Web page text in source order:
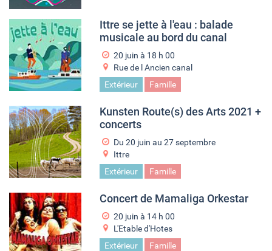
Ittre se jette à l'eau : balade
musicale au bord du canal
20 juin à 18 h 00
Rue de l Ancien canal
Extérieur
Famille
Kunsten Route(s) des Arts 2021 +
concerts
Du 20 juin au 27 septembre
Ittre
Extérieur
Famille
Concert de Mamaliga Orkestar
20 juin à 14 h 00
L'Etable d'Hotes
Extérieur
Famille